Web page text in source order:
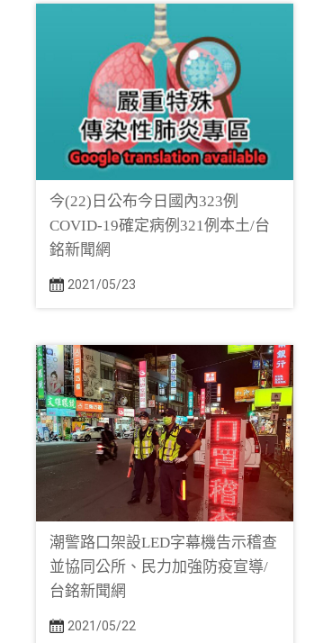
今(22)日公布今日國內323例
COVID-19確定病例321例本土/台
銘新聞網
2021/05/23
潮警路口架設LED字幕機告示稽查
並協同公所、民力加強防疫宣導/
台銘新聞網
2021/05/22